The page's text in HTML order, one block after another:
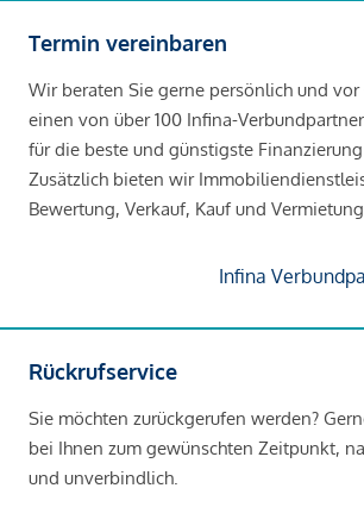
Termin vereinbaren
Wir beraten Sie gerne persönlich und
einen von über 100 Infina-
für die beste und günstigste Finanzierung
Zusätzlich bieten wir
Bewertung, Verkauf, Kauf und
Infina
Rückrufservice
Sie möchten zurückgerufen werden?
bei Ihnen zum gewünschten Zeitpunkt,
und unverbindlich.